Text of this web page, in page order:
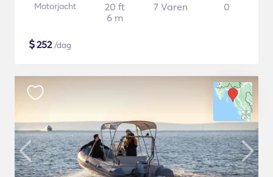
Motorjacht
20 ft
6 m
7 Varen 0
$252/dag